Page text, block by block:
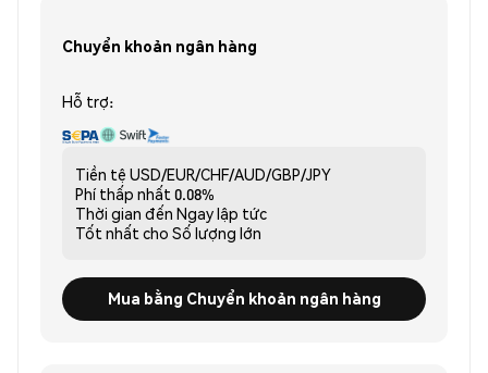
Chuyển khoản ngân hàng
Hỗ trợ:
Tiền tệ USD/EUR/CHF/AUD/GBP/JPY
Phí thấp nhất 0.08%
Thời gian đến Ngay lập tức
Tốt nhất cho Số lượng lớn
Mua bằng Chuyển khoản ngân hàng